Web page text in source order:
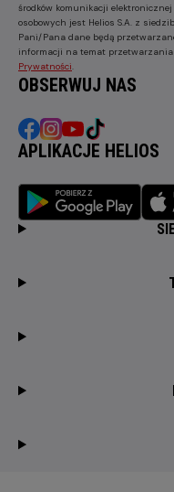
środków komunikacji
osobowych jest Helios S.A. z
Pani/Pana dane będą
informacji na temat
Prywatności
OBSERWUJ NAS
APLIKACJE HELIOS